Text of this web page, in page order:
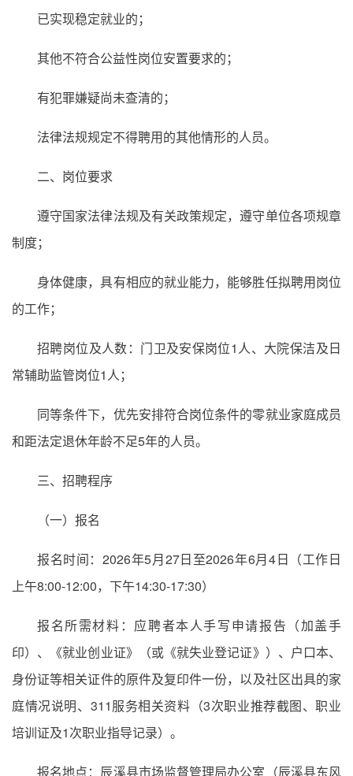
已实现稳定就业的；
其他不符合公益性岗位安置要求的；
有犯罪嫌疑尚未查清的；
法律法规规定不得聘用的其他情形的人员。
二、岗位要求
遵守国家法律法规及有关政策规定，遵守单位各项规章
制度；
身体健康，具有相应的就业能力，能够胜任拟聘用岗位
的工作；
招聘岗位及人数：门卫及安保岗位1人、大院保洁及日
常辅助监管岗位1人；
同等条件下，优先安排符合岗位条件的零就业家庭成员
和距法定退休年龄不足5年的人员。
三、招聘程序
（一）报名
报名时间：2026年5月27日至2026年6月4日（工作日
上午8:00-12:00，下午14:30-17:30）
报名所需材料：应聘者本人手写申请报告（加盖手
印）、《就业创业证》（或《就失业登记证》）、户口本、
身份证等相关证件的原件及复印件一份，以及社区出具的家
庭情况说明、311服务相关资料（3次职业推荐截图、职业
培训证及1次职业指导记录）。
报名地点：辰溪县市场监督管理局办公室（辰溪县东风